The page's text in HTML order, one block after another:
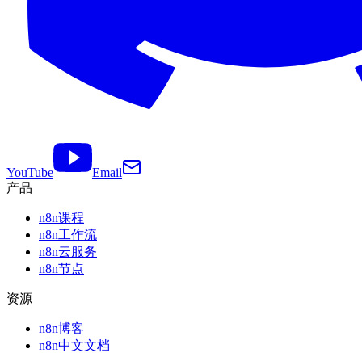
YouTube
Email
产品
n8n课程
n8n工作流
n8n云服务
n8n节点
资源
n8n博客
n8n中文文档